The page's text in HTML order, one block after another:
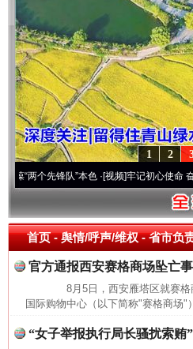
2
1
个先锋队”本色·[视频]牢记初心使命 奋进复兴
首页- 舆情/呼声/维权 -省市负
官方通报西安赛格商场坠亡
8月5日，西安雁塔区就赛格
国际购物中心（以下简称"赛格商场
“女子举报执行局长骚扰索贿